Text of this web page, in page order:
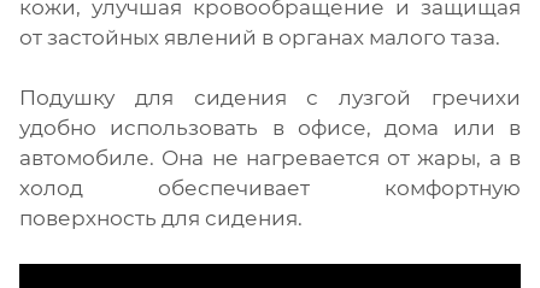
кожи, улучшая кровообращение и защищая
от застойных явлений в органах малого таза.
Подушку для сидения с лузгой гречихи
удобно использовать в офисе, дома или в
автомобиле. Она не нагревается от жары, а в
холод обеспечивает комфортную
поверхность для сидения.